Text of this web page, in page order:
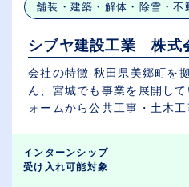
舗装・建築・解体・除雪・不
シブヤ建設工業 株式
会社の特徴 秋田県美郷町を
ん、宮城でも事業を展開し
ォームから公共工事・土木工
インターンシップ
受け入れ可能対象